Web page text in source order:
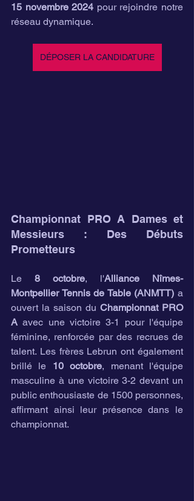
15 novembre 2024 pour rejoindre notre
réseau dynamique.
DÉPOSER LA CANDIDATURE
Championnat PRO A Dames et
Messieurs : Des Débuts
Prometteurs
Le 8 octobre, l'Alliance Nîmes-
Montpellier Tennis de Table (ANMTT) a
ouvert la saison du Championnat PRO
A avec une victoire 3-1 pour l'équipe
féminine, renforcée par des recrues de
talent. Les frères Lebrun ont également
brillé le 10 octobre, menant l'équipe
masculine à une victoire 3-2 devant un
public enthousiaste de 1500 personnes,
affirmant ainsi leur présence dans le
championnat.